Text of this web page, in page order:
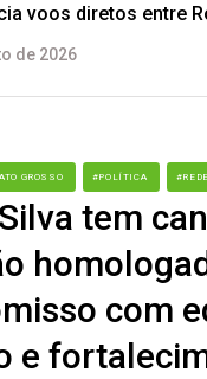
voos diretos entre
de 2026
GROSSO #POLÍTICA
tem
com
e